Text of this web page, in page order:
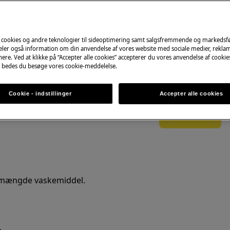
vaskemiddel.
Find din
dokumentation
cookies og andre teknologier til sideoptimering samt salgsfremmende og
også information om din anvendelse af vores website med sociale medier,
Ved at klikke på “Accepter alle cookies” accepterer du vores anvendelse af
du besøge vores cookie-meddelelse.
Cookie - indstillinger Accepter alle cookies